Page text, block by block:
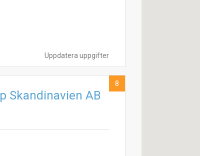
Uppdatera uppgifter
Skandinavien AB
8